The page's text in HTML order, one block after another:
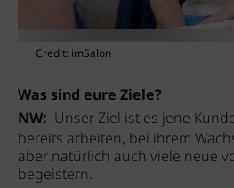
Credit: imSalon
Was sind eure Ziele?
NW: Unser Ziel ist es jene
bereits arbeiten, bei ihrem
aber natürlich auch viele neue
begeistern.